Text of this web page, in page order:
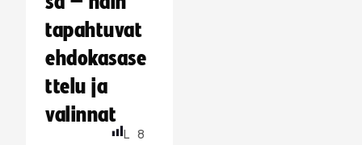
tapahtuvat
ehdokasase
ttelu ja
valinnat
L 8